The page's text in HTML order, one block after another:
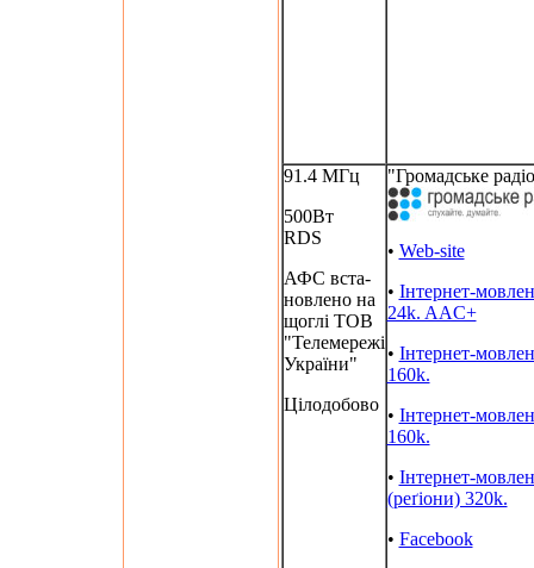
91.4 МГц
500Вт
RDS
АФС вста-
новлено на
щоглі ТОВ
"Телемережі
України"
Цілодобово
"Громадське
• Web-site
• Інтернет-
24k. AAC+
• Інтернет-
160k.
• Інтернет-
160k.
• Інтернет-
(реґіони) 320k.
• Facebook